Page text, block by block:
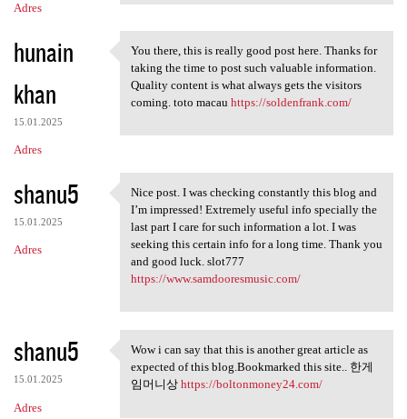
Adres
hunain
khan
15.01.2025
Adres
You there, this is really
You there, this is really good post here. Thanks for
taking the time to post such valuable information.
Quality content is what always gets the visitors
coming. toto macau https://soldenfrank.com/
shanu5
15.01.2025
Adres
Nice post. I was checking
Nice post. I was checking constantly this blog and
I’m impressed! Extremely useful info specially the
last part I care for such information a lot. I was
seeking this certain info for a long time. Thank you
and good luck. slot777
https://www.samdooresmusic.com/
shanu5
15.01.2025
Adres
Wow i can say that this is
Wow i can say that this is another great article as
expected of this blog.Bookmarked this site.. 한게
임머니상 https://boltonmoney24.com/